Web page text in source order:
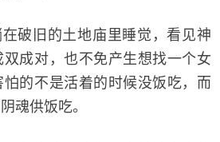
旧的土地庙里睡觉，看见神
成对，也不免产生想找一个女
的不是活着的时候没饭吃，而
魂供饭吃。